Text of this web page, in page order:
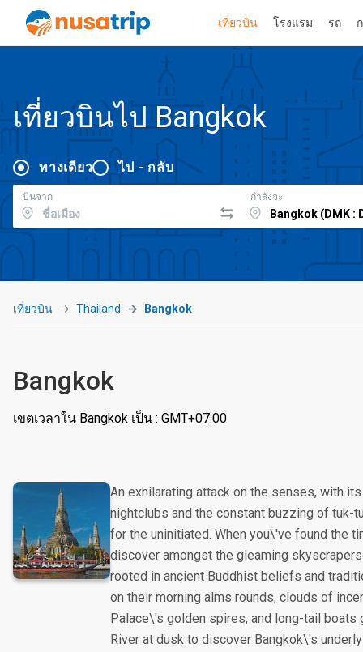
เที่ยวบิน โรงแรม รถ
เที่ยวบินไป Bangkok
ทางเดียว ไป - กลับ
บินจาก กำลังจะ
เที่ยวบิน Thailand Bangkok
Bangkok
เขตเวลาใน Bangkok เป็น : GMT+07:00
An exhilarating attack on the senses, with
nightclubs and the constant buzzing of tuk-
for the uninitiated. When you\'ve found the
discover amongst the gleaming
rooted in ancient Buddhist beliefs and
on their morning alms rounds, clouds of
Palace\'s golden spires, and long-tail boats
River at dusk to discover Bangkok\'s